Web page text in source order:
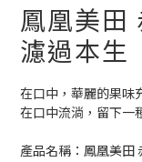
鳳凰美田
濾過本生
在口中，華麗的果味
在口中流淌，留下一
產品名稱：鳳凰美田